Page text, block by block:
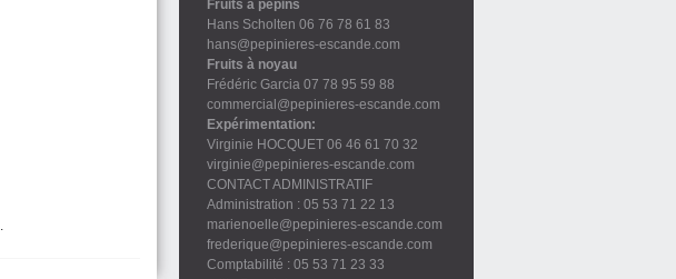
.
Fruits à pépins
Hans Scholten 06 76 78 61 83
hans@pepinieres-escande.com
Fruits à noyau
Frédéric Garcia 07 78 95 59 88
commercial@pepinieres-escande.com
Expérimentation:
Virginie HOCQUET 06 46 61 70 32
virginie@pepinieres-escande.com
CONTACT ADMINISTRATIF
Administration : 05 53 71 22 13
marienoelle@pepinieres-escande.com
frederique@pepinieres-escande.com
Comptabilité : 05 53 71 23 33